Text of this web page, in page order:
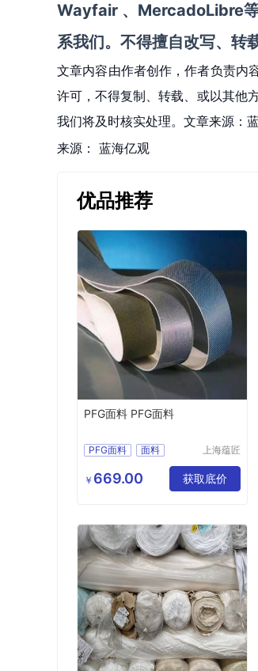
Wayfair 、 MercadoLibre
系我们。不得擅自改写、转
文章内容由作者创作，作者负责内
许可，不得复制、转载、或以其他
我们将及时核实处理。文章来源：
来源： 蓝海亿观
优品推荐
PFG面料 PFG面料
PFG面料
面料
美国面料
美国PFG面料
上海蕴匠
公司
￥ 669.00 获取底价